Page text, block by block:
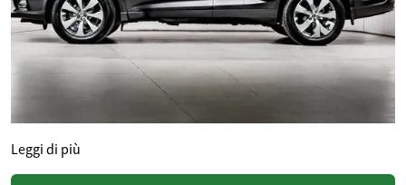
Leggi di più